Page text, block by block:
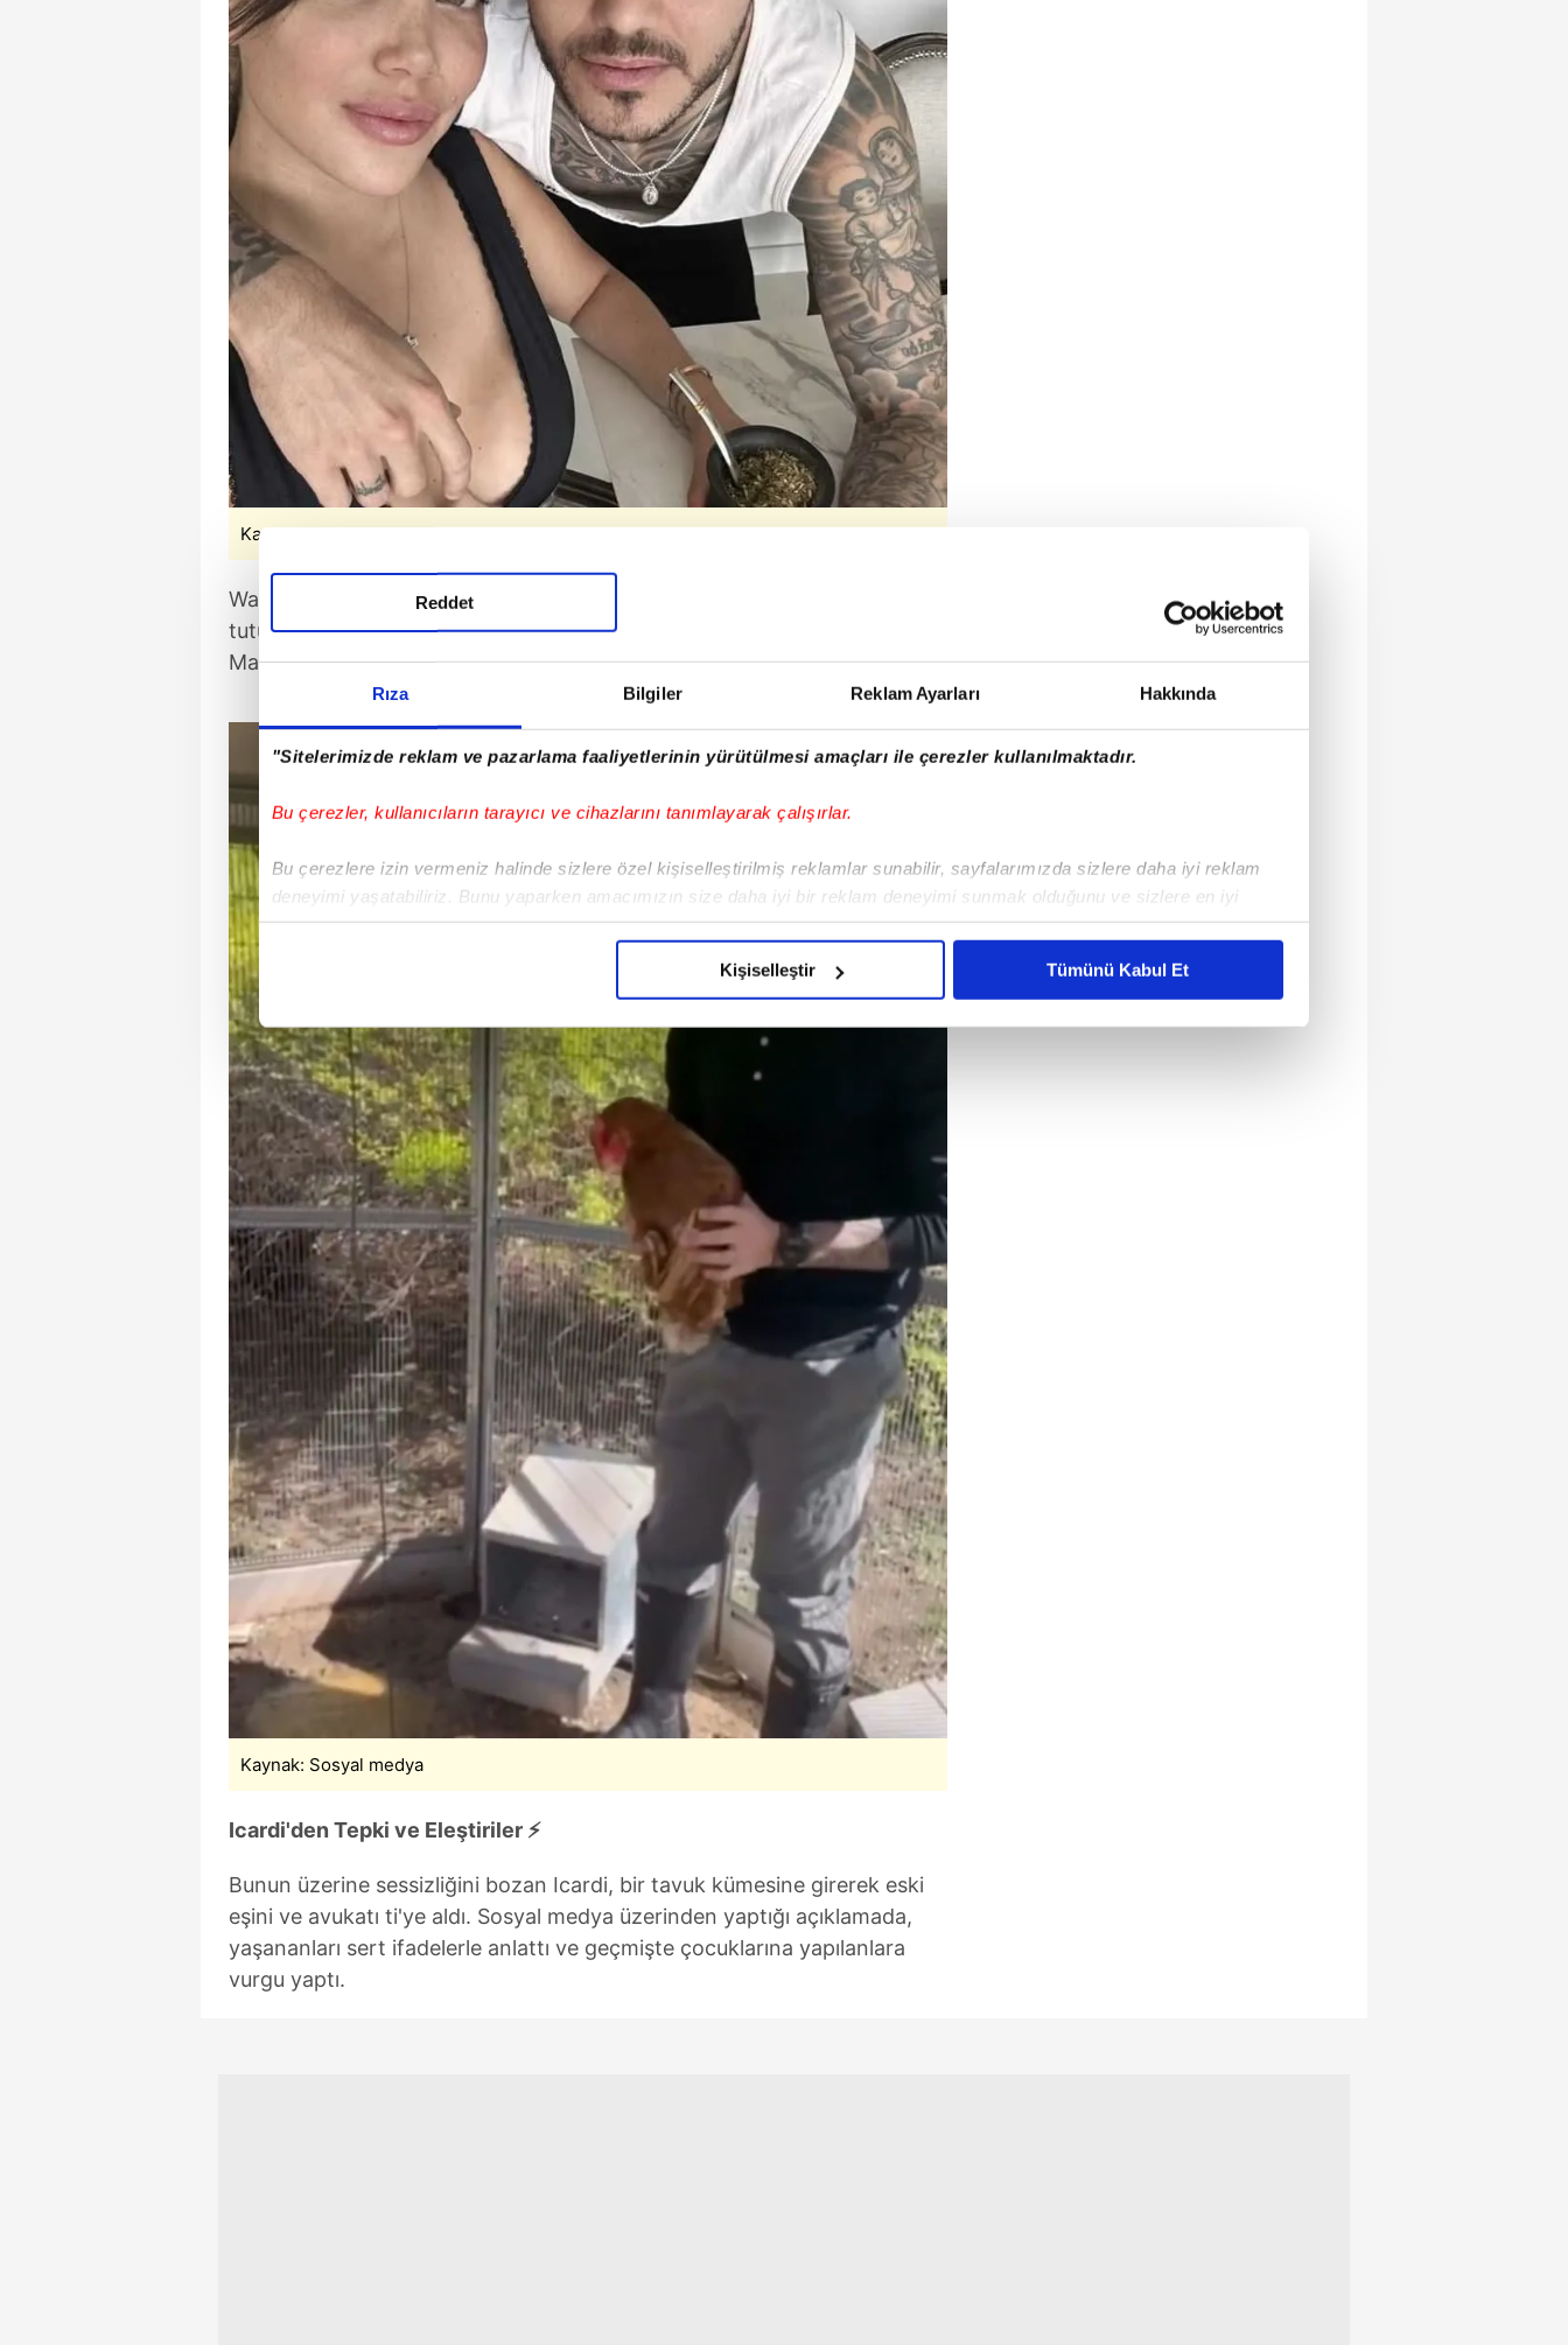
Rıza Bilgiler Reklam Ayarları Hakkında
"Sitelerimizde reklam ve pazarlama faaliyetlerinin yürütülmesi amaçları ile çerezler kullanılmaktadır.
Bu çerezler, kullanıcıların tarayıcı ve cihazlarını tanımlayarak çalışırlar.
Bu çerezlere izin vermeniz halinde sizlere özel kişiselleştirilmiş reklamlar sunabilir, sayfalarımızda sizlere daha iyi reklam
deneyimi yaşatabiliriz. Bunu yaparken amacımızın size daha iyi bir reklam deneyimi sunmak olduğunu ve sizlere en iyi
içerikleri sunabilmek adına elimizden gelen çabayı gösterdiğimizi ve bu noktada, reklamların maliyetlerimizi karşılamak
Sizlere daha iyi bir hizmet sunabilmek için İnternet Sitemizde kendimize ve üçüncü kişilere ait çerezler kullanılmaktadır. Bu
çerezler vasıtasıyla çeşitli kişisel verileriniz işlenmekte olup gerekli olan çerezler bilgi toplumu hizmetlerinin sunulması
amacıyla kullanılmaktadır. Diğer çerezler, sitemizin daha işlevsel kılınması ve kişiselleştirilmesi ve sizlere yönelik
reklam/pazarlama faaliyetlerinin yapılması, amaçlarıyla sınırlı olarak açık rızanız dahilinde kullanılacaktır.
Çerezlere ilişkin tercihlerinizi aşağıda yer alan panel vasıtasıyla belirleyebilirsiniz. Çerezlere ilişkin detaylı bilgi için Ayarlar
butonuna tıklayabilir,Çerez Bilgilendirme Metnimiziziyaret edebilirsiniz.
6698 sayılı Kişisel Verilerin Korunması Kanunu uyarınca hazırlanmış Aydınlatma Metnimizi okumak ve sitemizde ilgili
mevzuata uygun olarak kullanılan çerezlerle ilgili bilgi almak için lütfen
tıklayınız.
Reddet
Kişiselleştir Tümünü Kabul Et
Kaynak: Sosyal medya
Wanda Nara'nın geçtiğimiz günlerde dolandırıcılık suçlamasıyla
tutuklanan avukatı Nicolas Payarola'nın telefon kayıtlarında ikilinin,
Mauro Icardi'ye yönelik bir 'Tavuk büyüsü' yaptıkları ortaya çıktı.
Kaynak: Sosyal medya
Icardi'den Tepki ve Eleştiriler ⚡
Bunun üzerine sessizliğini bozan Icardi, bir tavuk kümesine girerek eski
eşini ve avukatı ti'ye aldı. Sosyal medya üzerinden yaptığı açıklamada,
yaşananları sert ifadelerle anlattı ve geçmişte çocuklarına yapılanlara
vurgu yaptı.